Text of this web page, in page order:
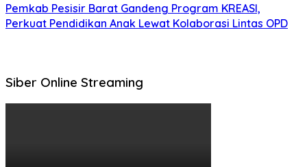
Pemkab Pesisir Barat Gandeng Program KREASI,
Perkuat Pendidikan Anak Lewat Kolaborasi Lintas OPD
Siber Online Streaming